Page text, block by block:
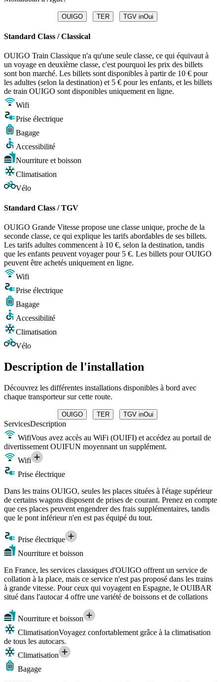
OUIGO TER TGV inOui
Standard Class / Classical
OUIGO Train Classique n'a qu'une seule classe, ce qui équivaut à
un voyage en deuxième classe, c'est pourquoi les prix des billets
sont bon marché. Les billets sont disponibles à partir de 10 € pour
les adultes (selon la destination) et 5 € pour les enfants, et les billets
de train OUIGO sont disponibles uniquement en ligne.
Wifi
Prise électrique
Bagage
Accessibilité
Nourriture et boisson
Climatisation
Vélo
Standard Class / TGV
OUIGO Grande Vitesse propose une classe unique, proche de la
seconde classe, ce qui explique les tarifs abordables de ses billets.
Les tarifs adultes commencent à 10 €, selon la destination, tandis
que les enfants peuvent voyager pour 5 €. Les billets pour OUIGO
peuvent être achetés uniquement en ligne.
Wifi
Prise électrique
Bagage
Accessibilité
Climatisation
Vélo
Description de l'installation
Découvrez les différentes installations disponibles à bord avec
chaque transporteur sur cette route.
OUIGO TER TGV inOui
ServicesDescription
WifiVous avez accès au WiFi (OUIFI) et accédez au portail de
divertissement OUIFUN moyennant un supplément.
Wifi
Prise électrique
Dans les trains OUIGO, seules les places situées à l'étage supérieur
de certains wagons disposent de prises de courant. Prenez en compte
que ces places peuvent engendrer des frais supplémentaires, tandis
que le pont inférieur n'en est pas équipé du tout.
Prise électrique
Nourriture et boisson
En France, les services classiques d'OUIGO offrent un service de
collation à la place, mais ce service n'est pas proposé dans les trains
à grande vitesse. Pour ceux qui voyagent en Espagne, le OUIBAR
situé dans l'autocar 4 offre une variété de boissons et de collations
Nourriture et boisson
ClimatisationVoyagez confortablement grâce à la climatisation
de tous les autocars.
Climatisation
Bagage